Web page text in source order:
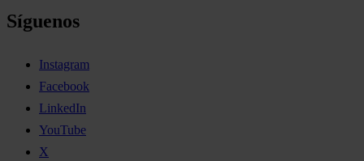
Síguenos
Instagram
Facebook
LinkedIn
YouTube
X